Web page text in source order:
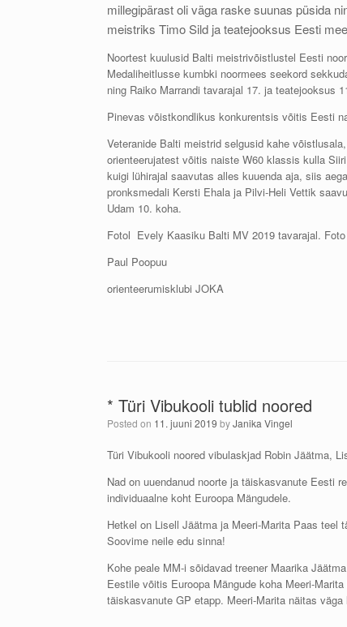
millegipärast oli väga raske suunas püsida
meistriks Timo Sild ja teatejooksus Eesti
Noortest kuulusid Balti meistrivõistlustel Eesti
Medaliheitlusse kumbki noormees seekord
ning Raiko Marrandi tavarajal 17. ja teatejooksus
Pinevas võistkondlikus konkurentsis võitis Eesti
Veteranide Balti meistrid selgusid kahe
orienteerujatest võitis naiste W60 klassis kulla
kuigi lühirajal saavutas alles kuuenda aja, siis
pronksmedali Kersti Ehala ja Pilvi-Heli Vettik
Udam 10. koha.
Fotol Evely Kaasiku Balti MV 2019 tavarajal.
Paul Poopuu
orienteerumisklubi JOKA
* Türi Vibukooli tublid noored
Posted on 11. juuni 2019 byJanika Vingel
Türi Vibukooli noored vibulaskjad Robin Jäätma,
Nad on uuendanud noorte ja täiskasvanute Eesti
individuaalne koht Euroopa Mängudele.
Hetkel on Lisell Jäätma ja Meeri-Marita Paas
Soovime neile edu sinna!
Kohe peale MM-i sõidavad treener Maarika
Eestile võitis Euroopa Mängude koha Meeri-
täiskasvanute GP etapp. Meeri-Marita näitas